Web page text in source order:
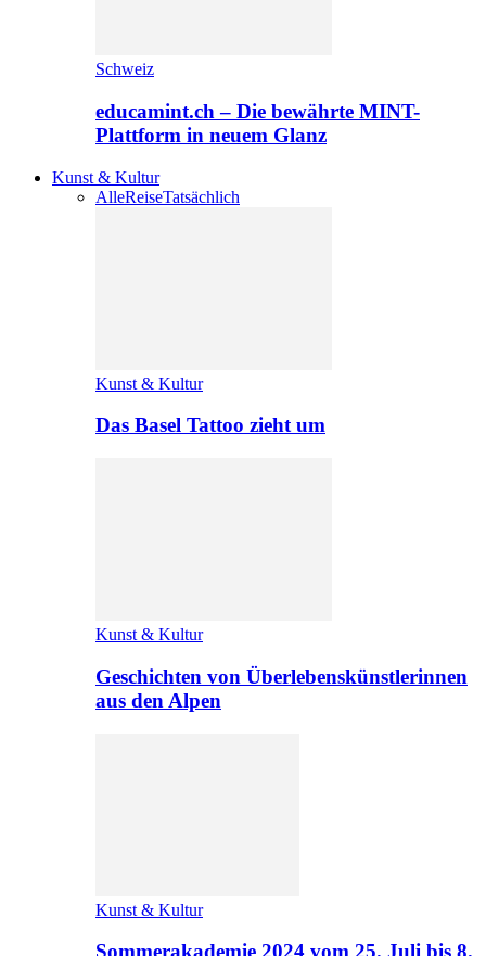
Schweiz
educamint.ch – Die bewährte MINT-
Plattform in neuem Glanz
Kunst & Kultur
AlleReiseTatsächlich
Kunst & Kultur
Das Basel Tattoo zieht um
Kunst & Kultur
Geschichten von Überlebenskünstlerinnen
aus den Alpen
Kunst & Kultur